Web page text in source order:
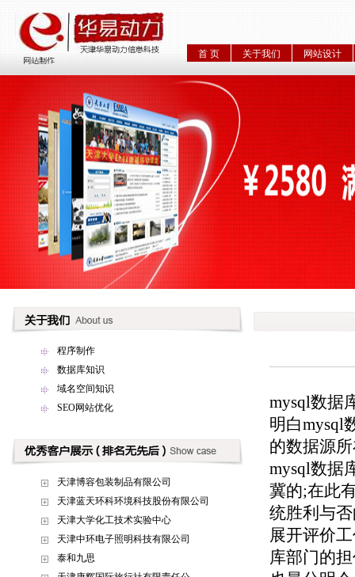
首 页 关于我们 网站设计
程序制作
数据库知识
域名空间知识
SEO网站优化
天津博容包装制品有限公司
天津蓝天环科环境科技股份有限公司
天津大学化工技术实验中心
天津中环电子照明科技有限公司
泰和九思
mysql数据
明白mysql
的数据源
mysql数据
冀的;在此
统胜利与
展开评价
库部门的